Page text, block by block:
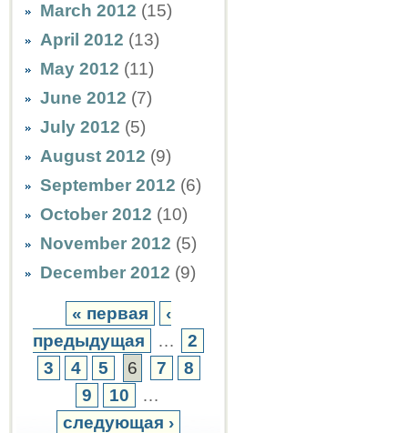
March 2012 (15)
April 2012 (13)
May 2012 (11)
June 2012 (7)
July 2012 (5)
August 2012 (9)
September 2012 (6)
October 2012 (10)
November 2012 (5)
December 2012 (9)
« первая
‹
предыдущая
…
2
3
4 5 6 7
8
9
10
…
следующая ›